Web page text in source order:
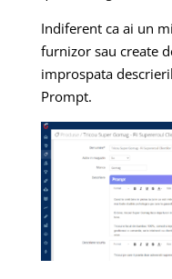
Indiferent ca ai un
furnizor sau create
improspata
Prompt.